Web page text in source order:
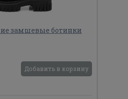
замшевые ботинки
Добавить в корзину